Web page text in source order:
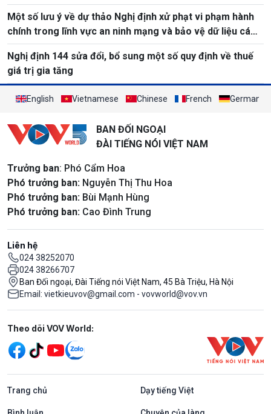
Một số lưu ý về dự thảo Nghị định xử phạt vi phạm hành
chính trong lĩnh vực an ninh mạng và bảo vệ dữ liệu cá
nhân
Nghị định 144 sửa đổi, bổ sung một số quy định về thuế
giá trị gia tăng
English Vietnamese Chinese French German
BAN ĐỐI NGOẠI
ĐÀI TIẾNG NÓI VIỆT NAM
Trưởng ban: Phó Cẩm Hoa
Phó trưởng ban: Nguyễn Thị Thu Hoa
Phó trưởng ban: Bùi Mạnh Hùng
Phó trưởng ban: Cao Đình Trung
Liên hệ
024 38252070
024 38266707
Ban Đối ngoại, Đài Tiếng nói Việt Nam, 45 Bà Triệu, Hà Nội
Email: vietkieuvov@gmail.com - vovworld@vov.vn
Mạng xã hội
Theo dõi VOV World:
Trang chủ Dạy tiếng Việt